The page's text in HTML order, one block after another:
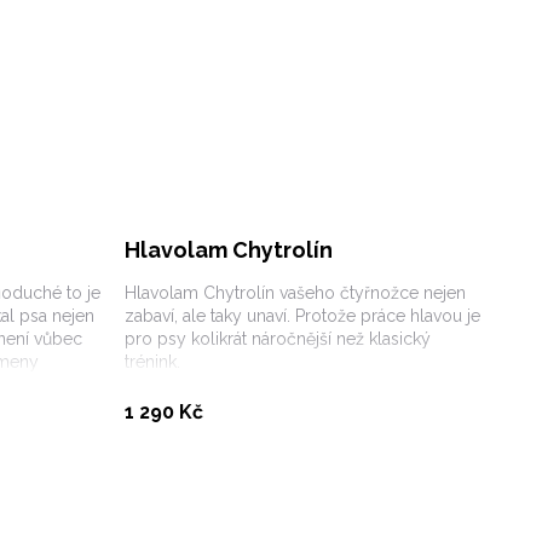
to je
psa nejen
vůbec
Hlavolam Chytrolín
Hlavolam Chytrolín vašeho čtyřnožce nejen
zabaví, ale taky unaví. Protože práce hlavou je
pro psy kolikrát náročnější než klasický
trénink.
1 290 Kč